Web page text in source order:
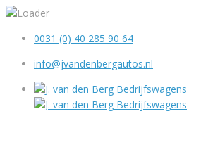
0031 (0) 40 285 90 64
info@jvandenbergautos.nl